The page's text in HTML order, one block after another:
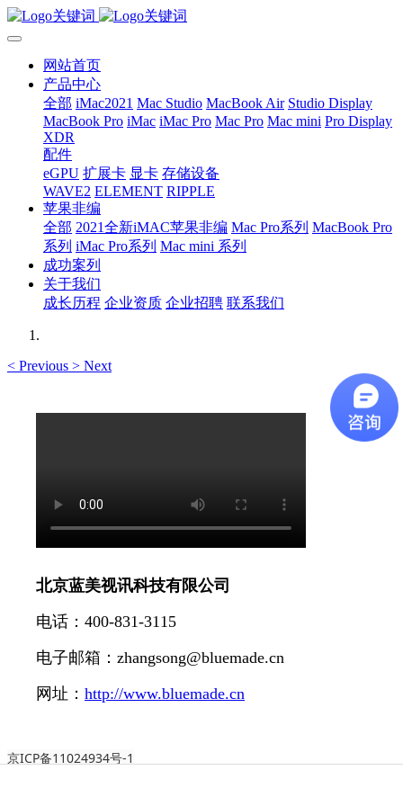
网站首页
产品中心
全部 iMac2021 Mac Studio MacBook Air Studio Display
MacBook Pro iMac iMac Pro Mac Pro Mac mini Pro Display
XDR
配件
eGPU 扩展卡 显卡 存储设备
WAVE2 ELEMENT RIPPLE
苹果非编
全部 2021全新iMAC苹果非编 Mac Pro系列 MacBook Pro
系列 iMac Pro系列 Mac mini 系列
成功案列
关于我们
成长历程 企业资质 企业招聘 联系我们
< Previous > Next
北京蓝美视讯科技有限公司
电话：400-831-3115
电子邮箱：zhangsong@bluemade.cn
网址： http://www.bluemade.cn
京ICP备11024934号-1